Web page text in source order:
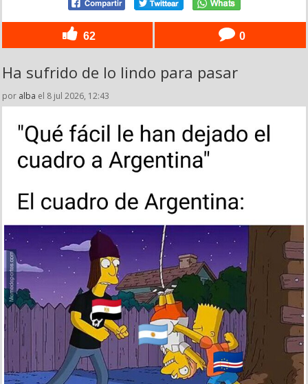
62 0
Ha sufrido de lo lindo para pasar
por alba el 8 jul 2026, 12:43